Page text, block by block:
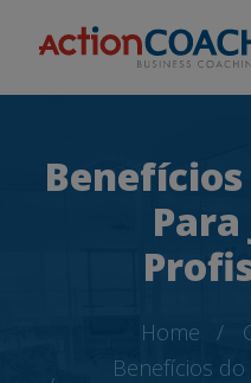
Para
Home
Benefícios do